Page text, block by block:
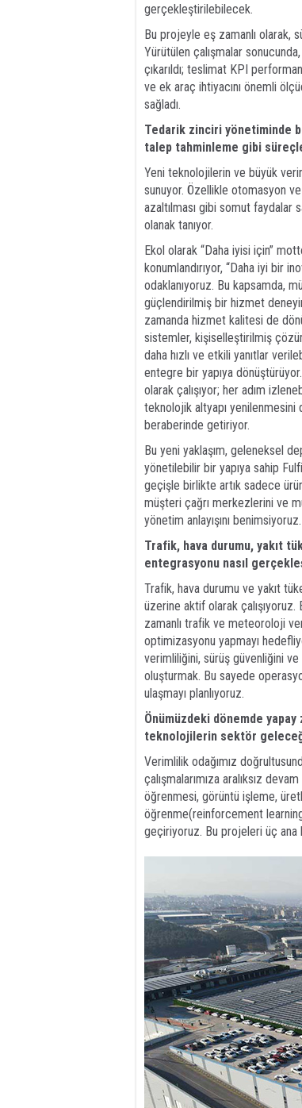
gerçekleştirilebilecek.
Bu projeyle eş zamanlı olarak,
Yürütülen çalışmalar
çıkarıldı; teslimat KPI
ve ek araç ihtiyacını önemli
sağladı.
Tedarik zinciri yönetiminde
talep tahminleme gibi
Yeni teknolojilerin ve büyük
sunuyor. Özellikle otomasyon ve
azaltılması gibi somut faydalar
olanak tanıyor.
Ekol olarak “Daha iyisi için”
konumlandırıyor, “Daha iyi bir
odaklanıyoruz. Bu kapsamda,
güçlendirilmiş bir hizmet
zamanda hizmet kalitesi de
sistemler, kişiselleştirilmiş
daha hızlı ve etkili yanıtlar
entegre bir yapıya
olarak çalışıyor; her adım
teknolojik altyapı yenilenmesini
beraberinde getiriyor.
Bu yeni yaklaşım, geleneksel
yönetilebilir bir yapıya sahip
geçişle birlikte artık sadece
müşteri çağrı merkezlerini ve
yönetim anlayışını benimsiyoruz.
Trafik, hava durumu, yakıt
entegrasyonu nasıl
Trafik, hava durumu ve yakıt
üzerine aktif olarak
zamanlı trafik ve meteoroloji
optimizasyonu yapmayı
verimliliğini, sürüş güvenliğini
oluşturmak. Bu sayede
ulaşmayı planlıyoruz.
Önümüzdeki dönemde yapay
teknolojilerin sektör
Verimlilik odağımız
çalışmalarımıza aralıksız
öğrenmesi, görüntü işleme,
öğrenme(reinforcement
geçiriyoruz. Bu projeleri üç ana